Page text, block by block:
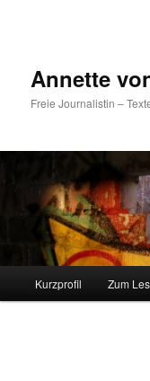
Annette
Freie Journalistin –
Zum
Kurzprofil Zum